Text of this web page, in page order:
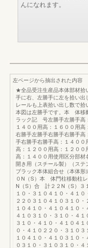
んになれます。
左ページから抽出された内容
★全品受注生産品本体部材拾
手に右、左勝手に左を拾い
レールも上表拾い出し数で
本図は左勝手です。本 体移
ラック記 号左勝手左勝手高
１４００用高：１６００用
右勝手左勝手右勝手右勝手
手右勝手右勝手高：１４００
高：１２００用高：１２００
高：１４００用使用区分部材
開き用（スチール製）（ス
ブラック本体組合せ（本体
０N（S）本 体門柱移動柱
N（S）合 計２２N（S）３
１０・３１０４１０・４１
２２０３１０４１０３１０
１０４１０・４１０４１０・
４１０３１０・３１０・４
３１０・４１０・４１０４
０・４１０２２０・３１０
１０４１０・４１０３１０
０３１０・３１０３１０・